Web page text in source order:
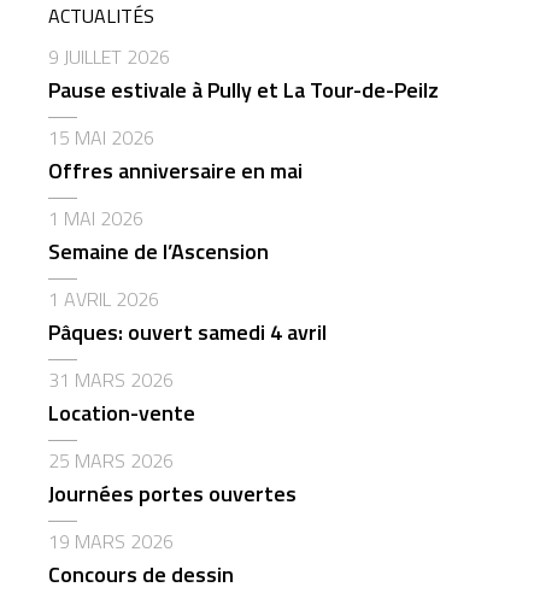
ACTUALITÉS
9 JUILLET 2026
Pause estivale à Pully et La Tour-de-Peilz
15 MAI 2026
Offres anniversaire en mai
1 MAI 2026
Semaine de l’Ascension
1 AVRIL 2026
Pâques: ouvert samedi 4 avril
31 MARS 2026
Location-vente
25 MARS 2026
Journées portes ouvertes
19 MARS 2026
Concours de dessin